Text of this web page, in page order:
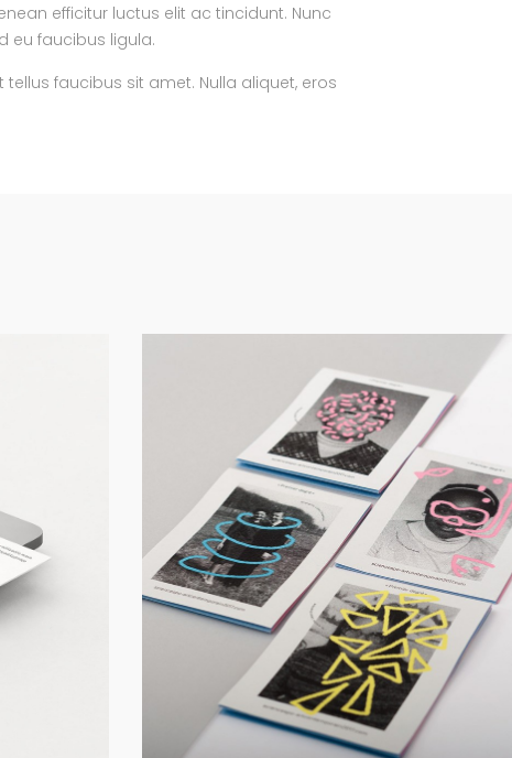
efficitur luctus elit ac tincidunt. Nunc
eu faucibus ligula.
faucibus sit amet. Nulla aliquet, eros